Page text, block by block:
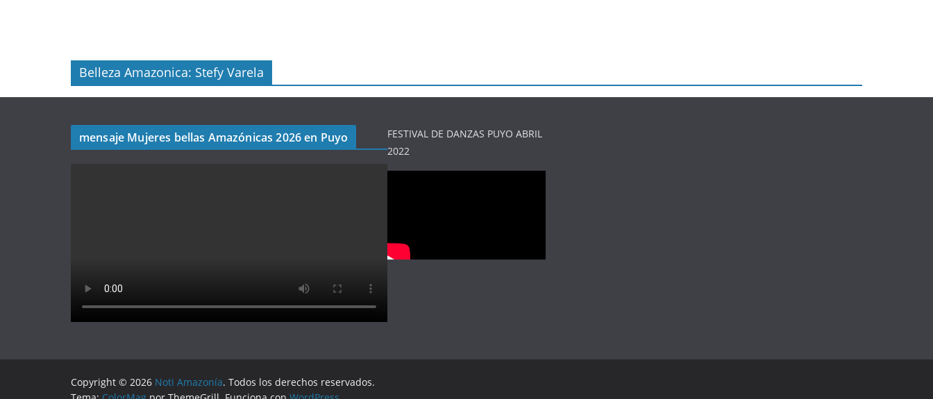
Belleza Amazonica: Stefy Varela
mensaje Mujeres bellas Amazónicas 2026 en Puyo
FESTIVAL DE DANZAS PUYO ABRIL
2022
Copyright © 2026 Noti Amazonía. Todos los derechos reservados.